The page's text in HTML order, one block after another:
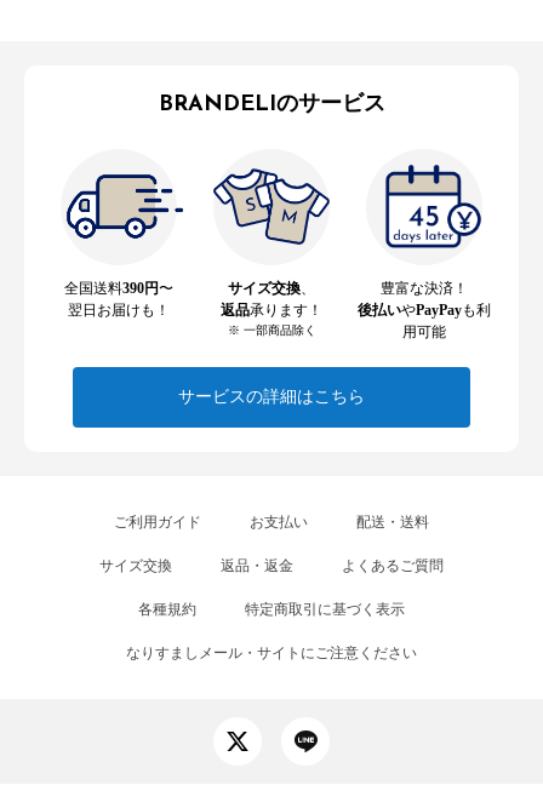
BRANDELIのサービス
全国送料390円〜
翌日お届けも！
サイズ交換
返品承ります！
※ 一部商品除く
豊富な決済！
後払いやPayPayも利
用可能
サービスの詳細はこちら
ご利用ガイド お支払い 配送・送料
サイズ交換 返品・返金 よくあるご質問
各種規約 特定商取引に基づく表示
なりすましメール・サイトにご注意ください